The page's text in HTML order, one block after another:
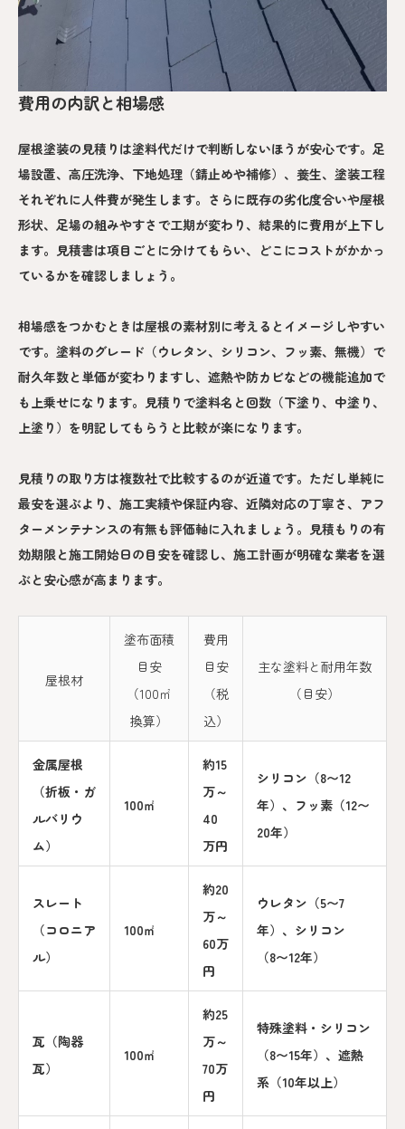
費用の内訳と相場感
屋根塗装の見積りは塗料代だけで判断しないほうが安心です。足
場設置、高圧洗浄、下地処理（錆止めや補修）、養生、塗装工程
それぞれに人件費が発生します。さらに既存の劣化度合いや屋根
形状、足場の組みやすさで工期が変わり、結果的に費用が上下し
ます。見積書は項目ごとに分けてもらい、どこにコストがかかっ
ているかを確認しましょう。
相場感をつかむときは屋根の素材別に考えるとイメージしやすい
です。塗料のグレード（ウレタン、シリコン、フッ素、無機）で
耐久年数と単価が変わりますし、遮熱や防カビなどの機能追加で
も上乗せになります。見積りで塗料名と回数（下塗り、中塗り、
上塗り）を明記してもらうと比較が楽になります。
見積りの取り方は複数社で比較するのが近道です。ただし単純に
最安を選ぶより、施工実績や保証内容、近隣対応の丁寧さ、アフ
ターメンテナンスの有無も評価軸に入れましょう。見積もりの有
効期限と施工開始日の目安を確認し、施工計画が明確な業者を選
ぶと安心感が高まります。
屋根材
塗布面積
目安
（100㎡
換算）
費用
目安
（税
込）
主な塗料と耐用年数
（目安）
金属屋根
（折板・ガ
ルバリウ
ム）
100㎡
約15
万～
40
万円
シリコン（8〜12
年）、フッ素（12〜
20年）
スレート
（コロニア
ル）
100㎡
約20
万～
60万
円
ウレタン（5〜7
年）、シリコン
（8〜12年）
瓦（陶器
瓦）
100㎡
約25
万～
70万
円
特殊塗料・シリコン
（8〜15年）、遮熱
系（10年以上）